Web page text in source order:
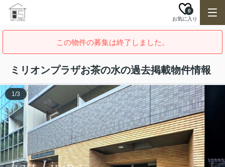
お気に入り
0
この物件の募集は終了しました。
ミリオンプラザお茶の水の過去掲載物件情報
1/3